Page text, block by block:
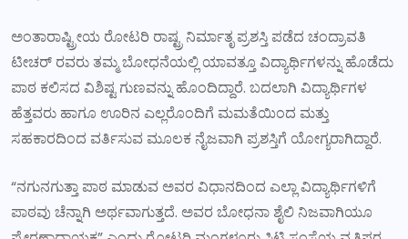
ಅಂತಾರಾಷ್ಟ್ರೀಯ ರೋಟರಿ ರಾಷ್ಟ್ರ ನಿರ್ಮಾತೃ ಪ್ರಶಸ್ತಿ ಪಡೆದ ಚಂದ್ರಾವತಿ
ಟೀಚರ್ ರವರು ತಮ್ಮ ಬೋಧನೆಯಲ್ಲಿ ಯಾವತ್ತೂ ವಿದ್ಯಾರ್ಥಿಗಳನ್ನು ಹೊಡೆದು
ಪಾಠ ಕಲಿಸದ ವಿಶಿಷ್ಟ ಗುಣವನ್ನು ಹೊಂದಿದ್ದಾರೆ. ಬದಲಾಗಿ ವಿದ್ಯಾರ್ಥಿಗಳ
ಹೆತ್ತವರು ಹಾಗೂ ಊರಿನ ಎಲ್ಲರೊಂದಿಗೆ ಮಮತೆಯಿಂದ ಮತ್ತು
ಸಹಕಾರದಿಂದ ವರ್ತಿಸುವ ಮೂಲಕ ನೈಜವಾಗಿ ಪ್ರಶಸ್ತಿಗೆ ಯೋಗ್ಯರಾಗಿದ್ದಾರೆ.
“ನಗುನಗುತ್ತಾ ಪಾಠ ಮಾಡುವ ಅವರ ವಿಧಾನದಿಂದ ಎಲ್ಲಾ ವಿದ್ಯಾರ್ಥಿಗಳಿಗೆ
ಪಾಠವು ಚೆನ್ನಾಗಿ ಅರ್ಥವಾಗುತ್ತದೆ. ಅವರ ಬೋಧನಾ ಶೈಲಿ ನಿಜವಾಗಿಯೂ